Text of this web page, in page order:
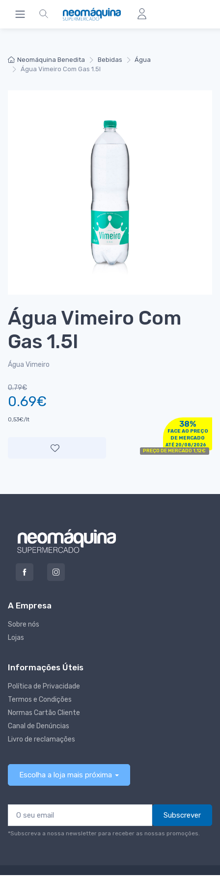
Neomáquina Benedita Bebidas
Água
Água Vimeiro Com Gas 1.5l
Água Vimeiro Com
Gas 1.5l
Água Vimeiro
0.79€
0.69€
0,53€/lt
38%
FACE AO PREÇO
DE MERCADO
ATÉ 20/08/2026
PREÇO DE MERCADO 1,12€
A Empresa
Sobre nós
Lojas
Informações Úteis
Política de Privacidade
Termos e Condições
Normas Cartão Cliente
Canal de Denúncias
Livro de reclamações
Escolha a loja mais próxima
Subscrever
*Subscreva a nossa newsletter para receber as nossas promoções.